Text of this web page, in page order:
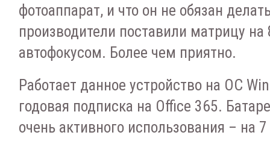
фотоаппарат, и что он не обязан
производители поставили матрицу
автофокусом. Более чем приятно.
Работает данное устройство на ОС
годовая подписка на Office 365.
очень активного использования – на